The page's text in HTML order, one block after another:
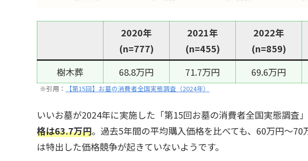
2020年
(n=777)
2021年
(n=455)
2022年
(n=859)
樹木葬
68.8万円 71.7万円 69.6万円
※引用： 【第15回】お墓の消費者全国実態調査（2024年）
いいお墓が2024年に実施した「第15回お墓の消費者全国実態調査」
格は63.7万円。過去5年間の平均購入価格を比べても、60万円〜70
は特出した価格競争が起きていないようです。